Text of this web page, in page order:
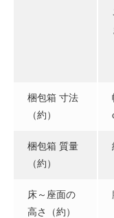
梱包箱 寸法
（約）
梱包箱 質量
（約）
床～座面の
高さ（約）